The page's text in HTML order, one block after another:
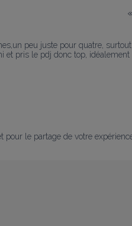
peu juste pour quatre,
et pris le pdj donc top,
pour le partage de votre